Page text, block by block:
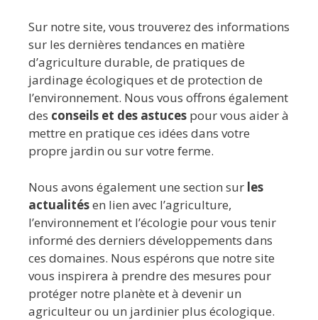
Sur notre site, vous trouverez des informations
sur les dernières tendances en matière
d’agriculture durable, de pratiques de
jardinage écologiques et de protection de
l’environnement. Nous vous offrons également
des conseils et des astuces pour vous aider à
mettre en pratique ces idées dans votre
propre jardin ou sur votre ferme.
Nous avons également une section sur les
actualitésen lien avec l’agriculture,
l’environnement et l’écologie pour vous tenir
informé des derniers développements dans
ces domaines. Nous espérons que notre site
vous inspirera à prendre des mesures pour
protéger notre planète et à devenir un
agriculteur ou un jardinier plus écologique.